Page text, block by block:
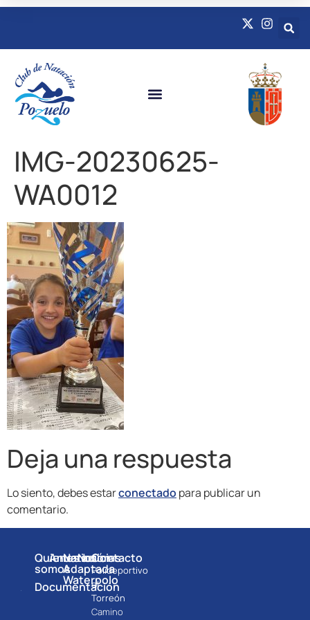
IMG-20230625-
WA0012
Deja una respuesta
Lo siento, debes estarconectado para publicar un
comentario.
Quienes
somos
Documentación
Anuarios
Natación
Adaptada
Waterpolo
Noticias
Contacto
Polideportivo
el
Torreón
Camino